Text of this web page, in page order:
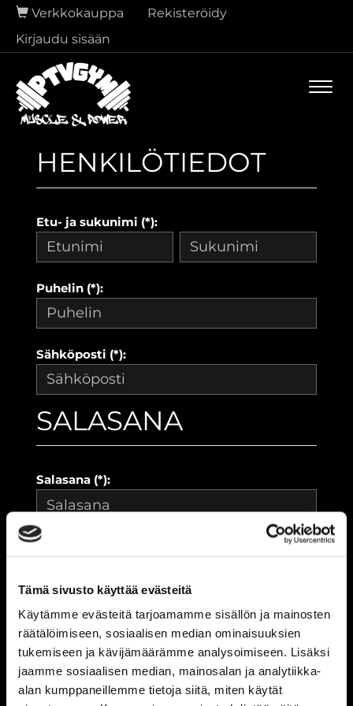
Tämä sivusto käyttää evästeitä
Käytämme evästeitä tarjoamamme sisällön ja mainosten
räätälöimiseen, sosiaalisen median ominaisuuksien
tukemiseen ja kävijämäärämme analysoimiseen. Lisäksi
jaamme sosiaalisen median, mainosalan ja analytiikka-
alan kumppaneillemme tietoja siitä, miten käytät
Verkkokauppa
Rekisteröidy
Kirjaudu sisään
HENKILÖTIEDOT
Etu- ja sukunimi (*):
Puhelin (*):
Sähköposti (*):
SALASANA
Salasana (*):
Vahvista salasana (*):
YHTEYSTIEDOT
Katuosoite (*):